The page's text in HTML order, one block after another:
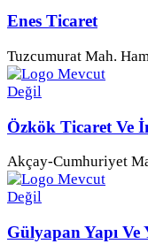
Enes Ticaret
Tuzcumurat Mah.
Özkök Ticaret Ve
Akçay-Cumhuriyet
Gülyapan Yapı Ve